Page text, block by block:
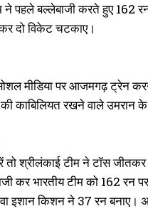
ने पहले बल्लेबाजी करते हुए
दो विकेट चटकाए।
मीडिया पर आजमगढ़ ट्रेन
काबिलियत रखने वाले उमरान
श्रीलंकाई टीम ने टॉस
कर भारतीय टीम को 162 रन
इशान किशन ने 37 रन